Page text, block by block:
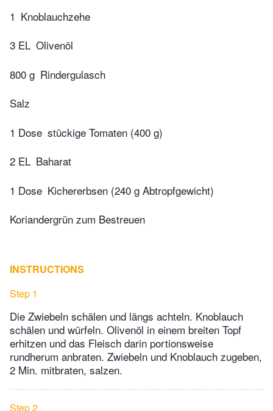
1 Knoblauchzehe
3 EL Olivenöl
800 g Rindergulasch
Salz
1 Dose stückige Tomaten (400 g)
2 EL Baharat
1 Dose Kichererbsen (240 g Abtropfgewicht)
Koriandergrün zum Bestreuen
INSTRUCTIONS
Step 1
Die Zwiebeln schälen und längs achteln. Knoblauch
schälen und würfeln. Olivenöl in einem breiten Topf
erhitzen und das Fleisch darin portionsweise
rundherum anbraten. Zwiebeln und Knoblauch zugeben,
2 Min. mitbraten, salzen.
Step 2